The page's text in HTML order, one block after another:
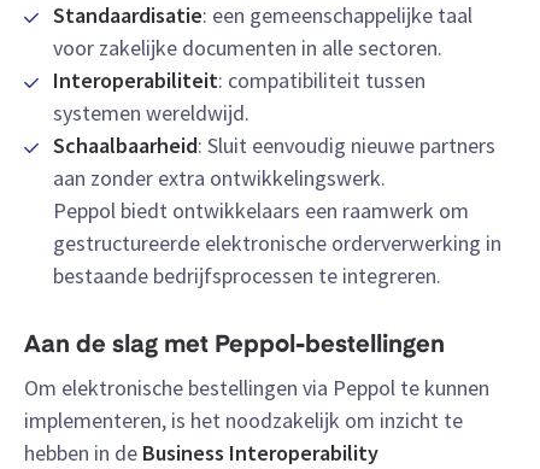
Standaardisatie: een gemeenschappelijke taal
voor zakelijke documenten in alle sectoren.
Interoperabiliteit: compatibiliteit tussen
systemen wereldwijd.
Schaalbaarheid: Sluit eenvoudig nieuwe partners
aan zonder extra ontwikkelingswerk.
Peppol biedt ontwikkelaars een raamwerk om
gestructureerde elektronische orderverwerking in
bestaande bedrijfsprocessen te integreren.
Aan de slag met Peppol-bestellingen
Om elektronische bestellingen via Peppol te kunnen
implementeren, is het noodzakelijk om inzicht te
hebben in de Business Interoperability